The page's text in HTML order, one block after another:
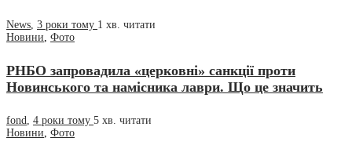
News 3 роки тому 1 хв. читати
Новини Фото
РНБО запровадила «церковні» санкції проти
Новинського та намісника лаври. Що це значить
fond 4 роки тому 5 хв. читати
Новини Фото